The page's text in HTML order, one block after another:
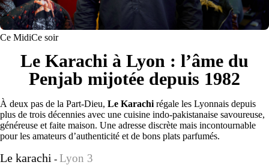
Ce MidiCe soir
Le Karachi à Lyon : l’âme du
Penjab mijotée depuis 1982
À deux pas de la Part-Dieu, Le Karachi régale les Lyonnais depuis
plus de trois décennies avec une cuisine indo-pakistanaise savoureuse,
généreuse et faite maison. Une adresse discrète mais incontournable
pour les amateurs d’authenticité et de bons plats parfumés.
Le karachi - Lyon 3